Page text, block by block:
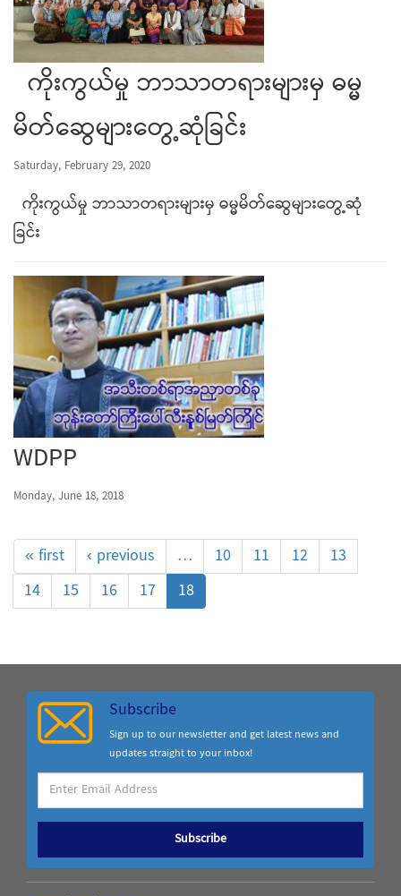
ကိုးကွယ်မှု ဘာသာတရားများမှ ဓမ္မ
မိတ်ဆွေများတွေ့ဆုံခြင်း
Saturday, February 29, 2020
ကိုးကွယ်မှု ဘာသာတရားများမှ ဓမ္မမိတ်ဆွေများတွေ့ဆုံ
ခြင်း
WDPP
Monday, June 18, 2018
« first ‹ previous … 10 11 12
13
14
15 16 17 18
Subscribe
Sign up to our newsletter and get latest news and
updates straight to your inbox!
Subscribe